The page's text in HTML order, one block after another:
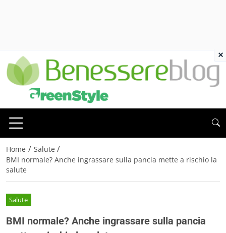
Home / Salute /
BMI normale? Anche ingrassare sulla pancia mette a rischio la
salute
Salute
BMI normale? Anche ingrassare sulla pancia
×